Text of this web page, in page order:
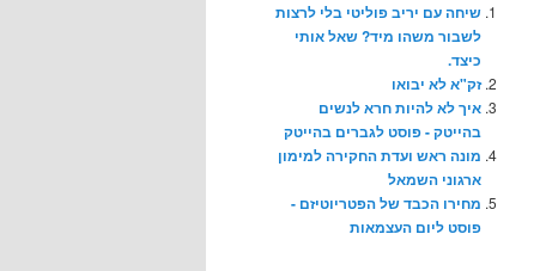
שיחה עם יריב פוליטי בלי לרצות
לשבור משהו מיד? שאל אותי
כיצד.
זק"א לא יבואו
איך לא להיות חרא לנשים
בהייטק - פוסט לגברים בהייטק
מונה ראש ועדת החקירה למימון
ארגוני השמאל
מחירו הכבד של הפטריוטיזם -
פוסט ליום העצמאות